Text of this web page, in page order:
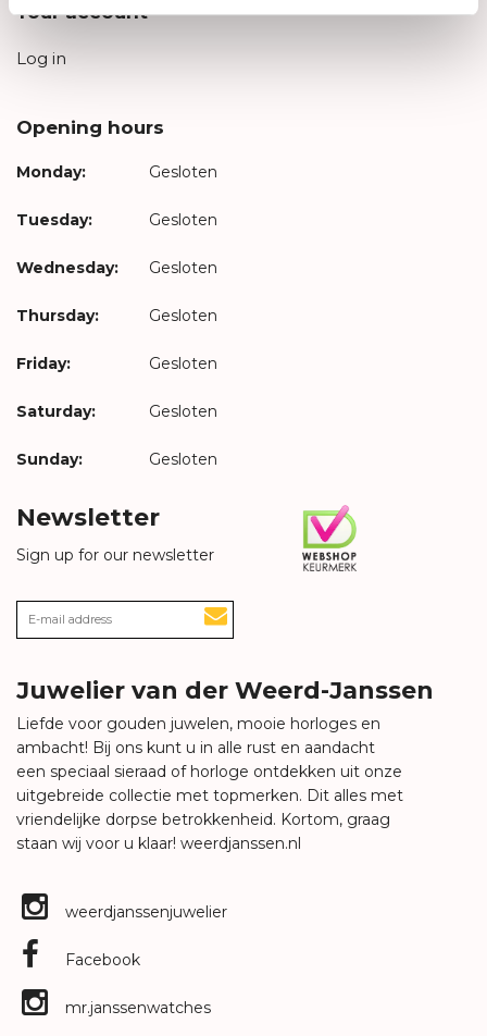
Your account
Log in
Opening hours
Monday: Gesloten
Tuesday: Gesloten
Wednesday: Gesloten
Thursday: Gesloten
Friday: Gesloten
Saturday: Gesloten
Sunday: Gesloten
Newsletter
Sign up for our newsletter
Juwelier van der Weerd-Janssen
Liefde voor gouden juwelen, mooie horloges en
ambacht! Bij ons kunt u in alle rust en aandacht
een speciaal sieraad of horloge ontdekken uit onze
uitgebreide collectie met topmerken. Dit alles met
vriendelijke dorpse betrokkenheid. Kortom, graag
staan wij voor u klaar! weerdjanssen.nl
weerdjanssenjuwelier
Facebook
mr.janssenwatches